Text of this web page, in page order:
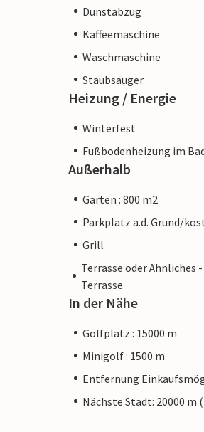
Dunstabzug
Kaffeemaschine
Waschmaschine
Staubsauger
Heizung / Energie
Winterfest
Fußbodenheizung im
Außerhalb
Garten : 800 m2
Parkplatz a.d. Grund/
Grill
Terrasse oder Ähnliches
Terrasse
In der Nähe
Golfplatz : 15000 m
Minigolf : 1500 m
Entfernung
Nächste Stadt: 20000 m